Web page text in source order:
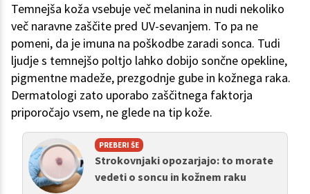
Temnejša koža vsebuje več melanina in nudi nekoliko
več naravne zaščite pred UV-sevanjem. To pa ne
pomeni, da je imuna na poškodbe zaradi sonca. Tudi
ljudje s temnejšo poltjo lahko dobijo sončne opekline,
pigmentne madeže, prezgodnje gube in kožnega raka.
Dermatologi zato uporabo zaščitnega faktorja
priporočajo vsem, ne glede na tip kože.
PREBERI ŠE
Strokovnjaki opozarjajo: to morate
vedeti o soncu in kožnem raku